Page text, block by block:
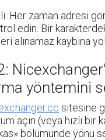
: Her zaman adresi
edin. Bir
alınamaz kaybına
yöntemini
sitesine
açın (veya hızlı bir
bölümünde yönü